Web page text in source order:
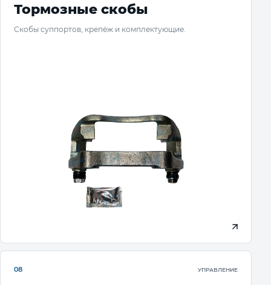
Тормозные скобы
Скобы суппортов, крепёж и комплектующие.
08 УПРАВЛЕНИЕ